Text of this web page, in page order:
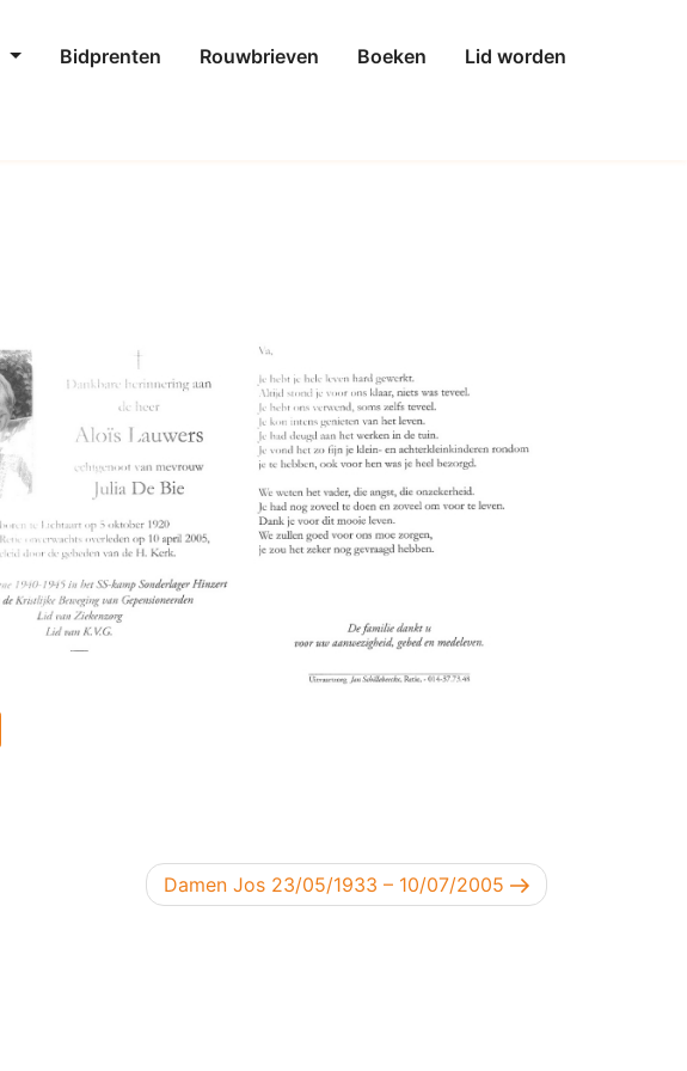
Bidprenten Rouwbrieven Boeken
Lid worden
Volgend bericht
Damen Jos 23/05/1933 – 10/07/2005